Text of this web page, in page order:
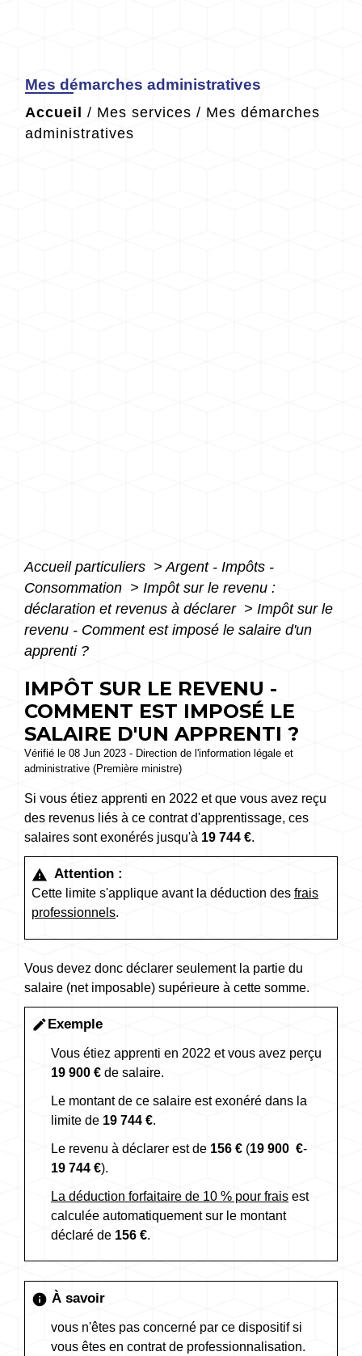
Mes démarches administratives
Accueil / Mes services / Mes démarches
administratives
Accueil particuliers > Argent - Impôts -
Consommation > Impôt sur le revenu :
déclaration et revenus à déclarer > Impôt sur le
revenu - Comment est imposé le salaire d'un
apprenti ?
IMPÔT SUR LE REVENU -
COMMENT EST IMPOSÉ LE
SALAIRE D'UN APPRENTI ?
Vérifié le 08 Jun 2023 - Direction de l'information légale et
administrative (Première ministre)
Si vous étiez apprenti en 2022 et que vous avez reçu
des revenus liés à ce contrat d'apprentissage, ces
salaires sont exonérés jusqu'à 19 744 €.
warning Attention :
Cette limite s'applique avant la déduction des frais
professionnels.
Vous devez donc déclarer seulement la partie du
salaire (net imposable) supérieure à cette somme.
editExemple
Vous étiez apprenti en 2022 et vous avez perçu
19 900 € de salaire.
Le montant de ce salaire est exonéré dans la
limite de 19 744 €.
Le revenu à déclarer est de 156 € (19 900 €-
19 744 €).
La déduction forfaitaire de 10 % pour frais est
calculée automatiquement sur le montant
déclaré de 156 €.
info À savoir
vous n'êtes pas concerné par ce dispositif si
vous êtes en contrat de professionnalisation.